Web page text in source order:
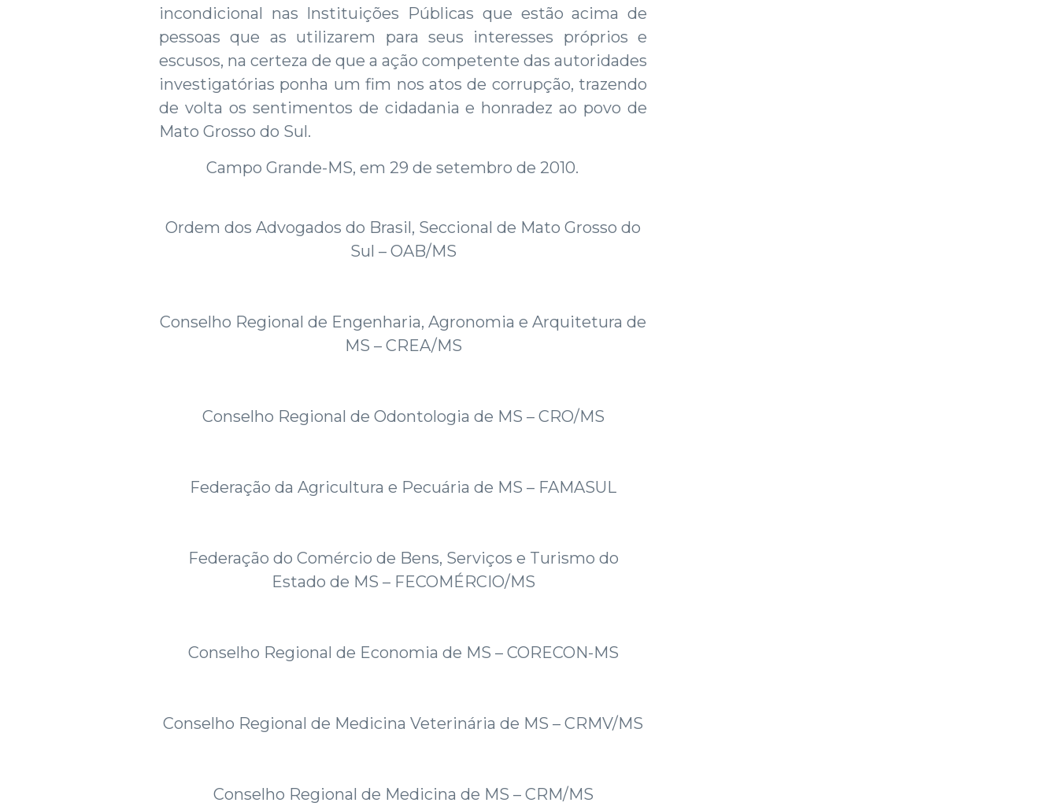
incondicional nas Instituições Públicas que estão acima de
pessoas que as utilizarem para seus interesses próprios e
escusos, na certeza de que a ação competente das autoridades
investigatórias ponha um fim nos atos de corrupção, trazendo
de volta os sentimentos de cidadania e honradez ao povo de
Mato Grosso do Sul.
Campo Grande-MS, em 29 de setembro de 2010.
Ordem dos Advogados do Brasil, Seccional de Mato Grosso do
Sul – OAB/MS
Conselho Regional de Engenharia, Agronomia e Arquitetura de
MS – CREA/MS
Conselho Regional de Odontologia de MS – CRO/MS
Federação da Agricultura e Pecuária de MS – FAMASUL
Federação do Comércio de Bens, Serviços e Turismo do
Estado de MS – FECOMÉRCIO/MS
Conselho Regional de Economia de MS – CORECON-MS
Conselho Regional de Medicina Veterinária de MS – CRMV/MS
Conselho Regional de Medicina de MS – CRM/MS